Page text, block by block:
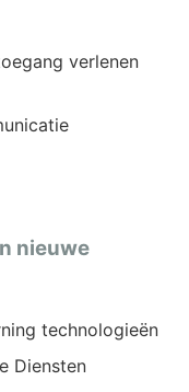
verlenen
nieuwe
technologieën
Diensten